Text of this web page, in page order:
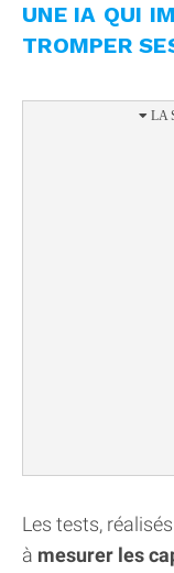
UNE IA QUI
TROMPER
Les tests,
à mesurer les